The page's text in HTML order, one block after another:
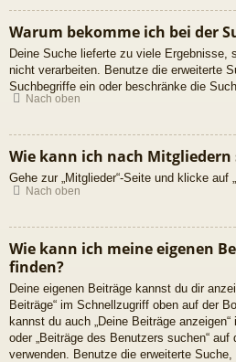
Warum bekomme ich bei der
Deine Suche lieferte zu viele Ergebnisse,
nicht verarbeiten. Benutze die erweiterte
Suchbegriffe ein oder beschränke die
Nach oben
Wie kann ich nach Mitgliedern
Gehe zur „Mitglieder“-Seite und klicke auf
Nach oben
Wie kann ich meine eigenen
finden?
Deine eigenen Beiträge kannst du dir
Beiträge“ im Schnellzugriff oben auf der
kannst du auch „Deine Beiträge
oder „Beiträge des Benutzers suchen“
verwenden. Benutze die erweiterte